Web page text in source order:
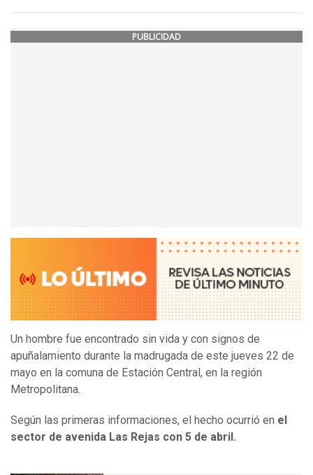
PUBLICIDAD
Un hombre fue encontrado sin vida y con signos de
apuñalamiento durante la madrugada de este jueves 22 de
mayo en la comuna de Estación Central, en la región
Metropolitana.
Según las primeras informaciones, el hecho ocurrió en el
sector de avenida Las Rejas con 5 de abril.